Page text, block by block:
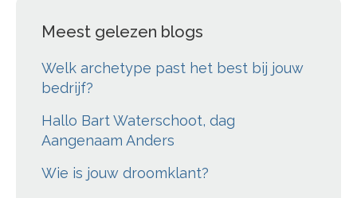
Meest gelezen blogs
Welk archetype past het best bij jouw
bedrijf?
Hallo Bart Waterschoot, dag
Aangenaam Anders
Wie is jouw droomklant?